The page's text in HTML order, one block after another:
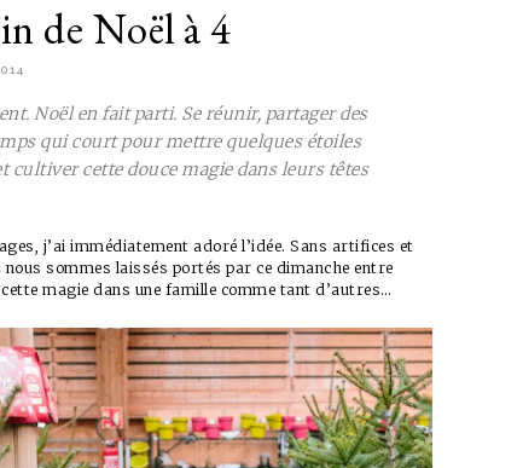
de Noël à 4
Noël en fait parti. Se réunir, partager des
qui court pour mettre quelques étoiles
cultiver cette douce magie dans leurs têtes
j’ai immédiatement adoré l’idée. Sans artifices et
nous sommes laissés portés par ce dimanche entre
magie dans une famille comme tant d’autres…